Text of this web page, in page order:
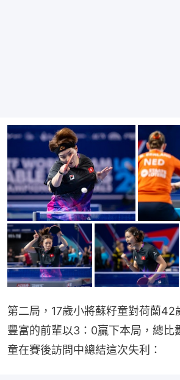
第二局，17歲小將蘇籽童對荷蘭42
豐富的前輩以3：0贏下本局，總比
童在賽後訪問中總結這次失利：